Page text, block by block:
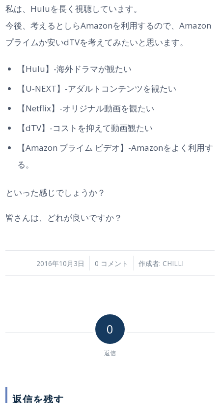
私は、Huluを長く視聴しています。
今後、考えるとしらAmazonを利用するので、Amazon
プライムか安いdTVを考えてみたいと思います。
【Hulu】-海外ドラマが観たい
【U-NEXT】-アダルトコンテンツを観たい
【Netflix】-オリジナル動画を観たい
【dTV】-コストを抑えて動画観たい
【Amazon プライム ビデオ】-Amazonをよく利用す
る。
といった感じでしょうか？
皆さんは、どれが良いですか？
2016年10月3日
/ 0 コメント
/ 作成者: CHILLI
0
返信
返信を残す